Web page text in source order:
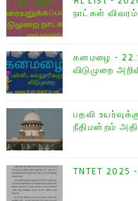
நாட்கள்
கனமழை -
விடுமுறை
பதவி
நீதிமன்றம்
TNTET